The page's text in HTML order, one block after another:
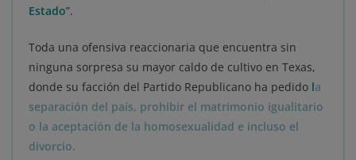
Estado”.
Toda una ofensiva reaccionaria que encuentra sin
ninguna sorpresa su mayor caldo de cultivo en Texas,
donde su facción del Partido Republicano ha pedido la
separación del país, prohibir el matrimonio igualitario
o la aceptación de la homosexualidad e incluso el
divorcio.